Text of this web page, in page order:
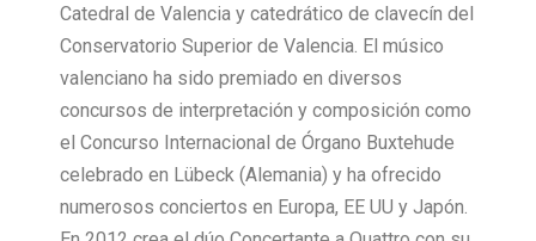
Catedral de Valencia y catedrático de clavecín del
Conservatorio Superior de Valencia. El músico
valenciano ha sido premiado en diversos
concursos de interpretación y composición como
el Concurso Internacional de Órgano Buxtehude
celebrado en Lübeck (Alemania) y ha ofrecido
numerosos conciertos en Europa, EE UU y Japón.